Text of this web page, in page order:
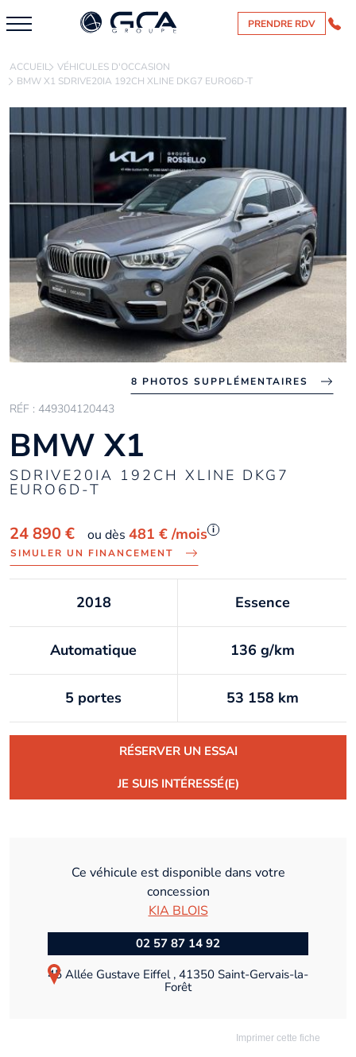
PRENDRE RDV
ACCUEIL VÉHICULES D'OCCASION
BMW X1 SDRIVE20IA 192CH XLINE DKG7 EURO6D-T
8 PHOTOS SUPPLÉMENTAIRES
RÉF : 449304120443
BMW X1
SDRIVE20IA 192CH XLINE DKG7
EURO6D-T
24 890 € ou dès 481 € /mois i
SIMULER UN FINANCEMENT
2018 Essence
Automatique 136 g/km
5 portes 53 158 km
RÉSERVER UN ESSAI
JE SUIS INTÉRESSÉ(E)
Ce véhicule est disponible dans votre
concession
KIA BLOIS
02 57 87 14 92
45 Allée Gustave Eiffel , 41350 Saint-Gervais-la-
Forêt
Imprimer cette fiche